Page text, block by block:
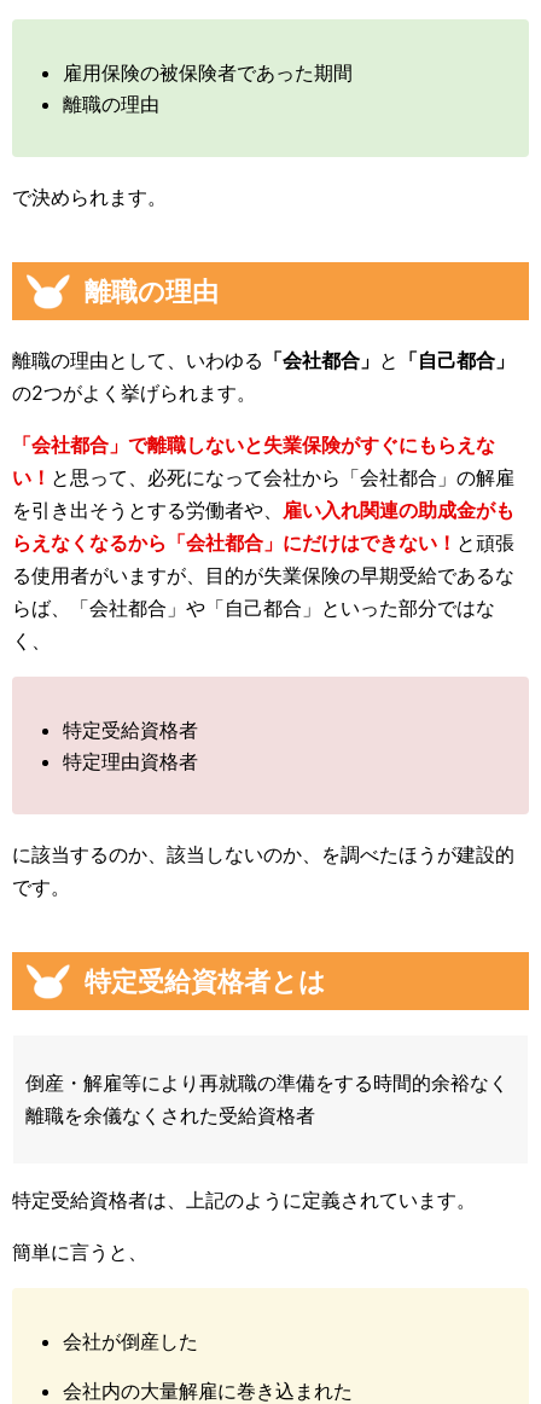
雇用保険の被保険者であった期間
離職の理由
で決められます。
離職の理由
離職の理由として、いわゆる 「会社都合」 と 「自己都合」
の2つがよく挙げられます。
「会社都合」で離職しないと失業保険がすぐにもらえな
い！ と思って、必死になって会社から「会社都合」の解雇
を引き出そうとする労働者や、 雇い入れ関連の助成金がも
らえなくなるから「会社都合」にだけはできない！ と頑張
る使用者がいますが、目的が失業保険の早期受給であるな
らば、「会社都合」や「自己都合」といった部分ではな
く、
特定受給資格者
特定理由資格者
に該当するのか、該当しないのか、を調べたほうが建設的
です。
特定受給資格者とは
倒産・解雇等により再就職の準備をする時間的余裕なく
離職を余儀なくされた受給資格者
特定受給資格者は、上記のように定義されています。
簡単に言うと、
会社が倒産した
会社内の大量解雇に巻き込まれた